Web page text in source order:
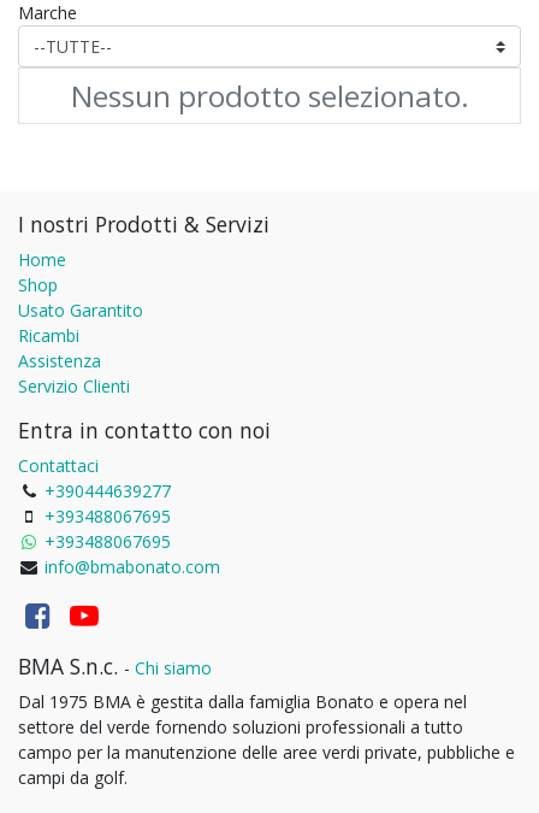
Marche
Nessun prodotto selezionato.
I nostri Prodotti & Servizi
Home
Shop
Usato Garantito
Ricambi
Assistenza
Servizio Clienti
Entra in contatto con noi
Contattaci
+390444639277
+393488067695
+393488067695
info@bmabonato.com
BMA S.n.c. - Chi siamo
Dal 1975 BMA è gestita dalla famiglia Bonato e opera nel
settore del verde fornendo soluzioni professionali a tutto
campo per la manutenzione delle aree verdi private, pubbliche e
campi da golf.